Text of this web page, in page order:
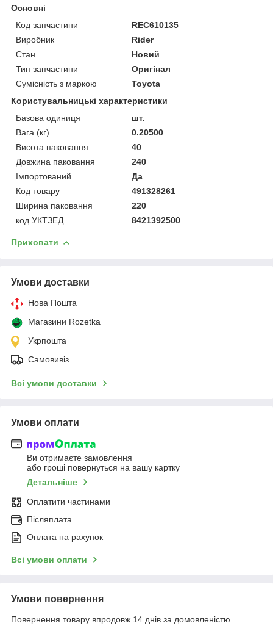
Основні
Код запчастини
REC610135
Виробник
Rider
Стан
Новий
Тип запчастини
Оригінал
Сумісність з маркою
Toyota
Користувальницькі характеристики
Базова одиниця
шт.
Вага (кг)
0.20500
Висота паковання
40
Довжина паковання
240
Імпортований
Да
Код товару
491328261
Ширина паковання
220
код УКТЗЕД
8421392500
Приховати
Умови доставки
Нова Пошта
Магазини Rozetka
Укрпошта
Самовивіз
Всі умови доставки
Умови оплати
Ви отримаєте замовлення
або гроші повернуться на вашу картку
Детальніше
Оплатити частинами
Післяплата
Оплата на рахунок
Всі умови оплати
Умови повернення
Повернення товару впродовж 14 днів за домовленістю